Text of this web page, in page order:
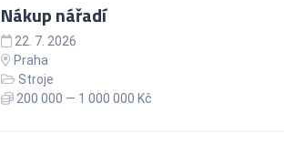
Nákup nářadí
22. 7. 2026
Praha
Stroje
200 000 — 1 000 000 Kč